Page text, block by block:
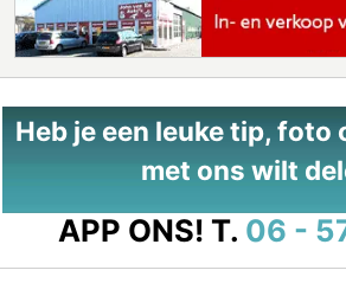
Heb je een leuke tip, foto
met ons wilt
APP ONS! T. 06 -